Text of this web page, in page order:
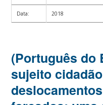
Data: 2018
(Português do
sujeito